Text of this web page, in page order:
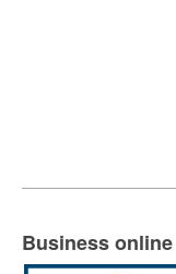
Business online